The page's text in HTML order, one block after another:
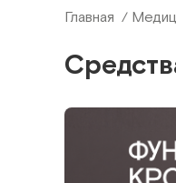
Главная